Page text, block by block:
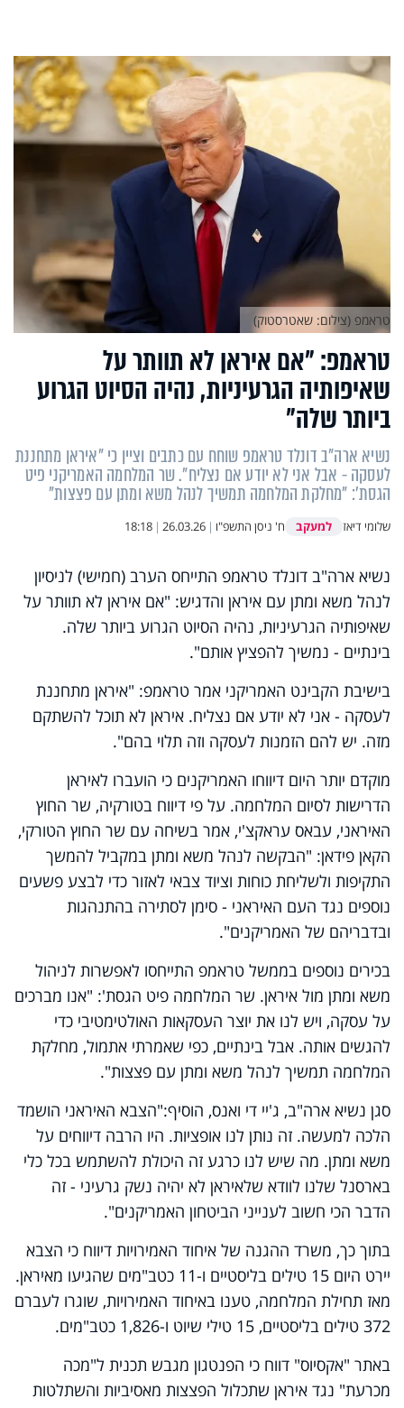
טראמפ: "אם איראן לא תוותר על
שאיפותיה הגרעיניות, נהיה הסיוט הגרוע
ביותר שלה"
נשיא ארה"ב דונלד טראמפ שוחח עם כתבים וציין כי "איראן מתחננת
לעסקה - אבל אני לא יודע אם נצליח". שר המלחמה האמריקני פיט
הגסת': "מחלקת המלחמה תמשיך לנהל משא ומתן עם פצצות"
שלומי דיאז למעקב ח' ניסן התשפ"ו |
26.03.26
|
18:18
טראמפ (צילום: שאטרסטוק)
נשיא ארה"ב דונלד טראמפ התייחס הערב (חמישי) לניסיון
לנהל משא ומתן עם איראן והדגיש: "אם איראן לא תוותר על
שאיפותיה הגרעיניות, נהיה הסיוט הגרוע ביותר שלה.
בינתיים - נמשיך להפציץ אותם".
בישיבת הקבינט האמריקני אמר טראמפ: "איראן מתחננת
לעסקה - אני לא יודע אם נצליח. איראן לא תוכל להשתקם
מזה. יש להם הזמנות לעסקה וזה תלוי בהם".
מוקדם יותר היום דיווחו האמריקנים כי הועברו לאיראן
הדרישות לסיום המלחמה. על פי דיווח בטורקיה, שר החוץ
האיראני, עבאס עראקצ'י, אמר בשיחה עם שר החוץ הטורקי,
הקאן פידאן: "הבקשה לנהל משא ומתן במקביל להמשך
התקיפות ולשליחת כוחות וציוד צבאי לאזור כדי לבצע פשעים
נוספים נגד העם האיראני - סימן לסתירה בהתנהגות
ובדבריהם של האמריקנים".
בכירים נוספים בממשל טראמפ התייחסו לאפשרות לניהול
משא ומתן מול איראן. שר המלחמה פיט הגסת': "אנו מברכים
על עסקה, ויש לנו את יוצר העסקאות האולטימטיבי כדי
להגשים אותה. אבל בינתיים, כפי שאמרתי אתמול, מחלקת
המלחמה תמשיך לנהל משא ומתן עם פצצות".
סגן נשיא ארה"ב, ג'יי די ואנס, הוסיף:"הצבא האיראני הושמד
הלכה למעשה. זה נותן לנו אופציות. היו הרבה דיווחים על
משא ומתן. מה שיש לנו כרגע זה היכולת להשתמש בכל כלי
בארסנל שלנו לוודא שלאיראן לא יהיה נשק גרעיני - זה
הדבר הכי חשוב לענייני הביטחון האמריקנים".
בתוך כך, משרד ההגנה של איחוד האמירויות דיווח כי הצבא
יירט היום 15 טילים בליסטיים ו-11 כטב"מים שהגיעו מאיראן.
מאז תחילת המלחמה, טענו באיחוד האמירויות, שוגרו לעברם
372 טילים בליסטיים, 15 טילי שיוט ו-1,826 כטב"מים.
באתר "אקסיוס" דווח כי הפנטגון מגבש תכנית ל"מכה
מכרעת" נגד איראן שתכלול הפצצות מאסיביות והשתלטות